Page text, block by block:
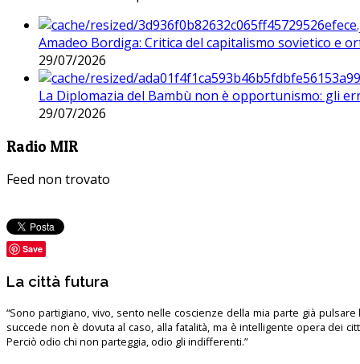
Amadeo Bordiga: Critica del capitalismo sovietico e
29/07/2026
La Diplomazia del Bambù non è opportunismo: gli
29/07/2026
Radio MIR
Feed non trovato
Save
La città futura
“Sono partigiano, vivo, sento nelle coscienze della mia parte già pulsare
succede non è dovuta al caso, alla fatalità, ma è intelligente opera dei
Perciò odio chi non parteggia, odio gli indifferenti.”